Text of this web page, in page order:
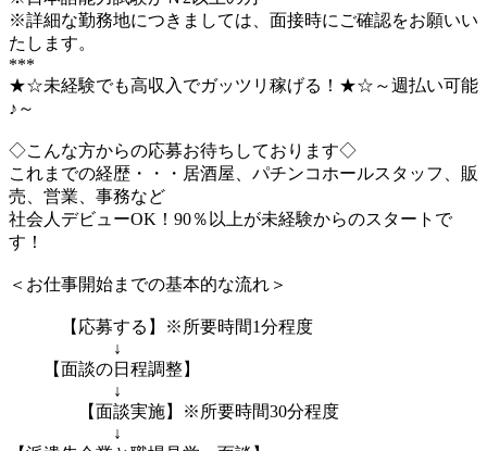
※詳細な勤務地につきましては、面接時にご確認をお願いい
たします。
***
★☆未経験でも高収入でガッツリ稼げる！★☆～週払い可能
♪～
◇こんな方からの応募お待ちしております◇
これまでの経歴・・・居酒屋、パチンコホールスタッフ、販
売、営業、事務など
社会人デビューOK！90％以上が未経験からのスタートで
す！
＜お仕事開始までの基本的な流れ＞
【応募する】※所要時間1分程度
↓
【面談の日程調整】
↓
【面談実施】※所要時間30分程度
↓